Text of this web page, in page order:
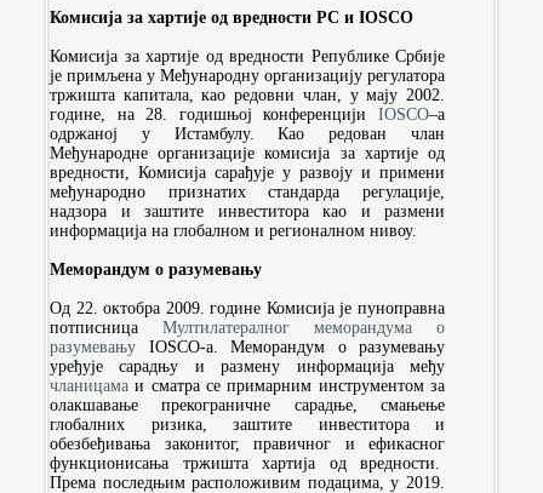
Комисија за хартије од вредности РС и IOSCO
Комисија за хартије од вредности Републике Србије
је примљена у Међународну организацију регулатора
тржишта капитала, као редовни члан, у мају 2002.
године, на 28. годишњој конференцији IOSCO–а
одржаној у Истамбулу. Као редован члан
Међународне организације комисија за хартије од
вредности, Комисија сарађује у развоју и примени
међународно признатих стандарда регулације,
надзора и заштите инвеститора као и размени
информација на глобалном и регионалном нивоу.
Меморандум о разумевању
Од 22. октобра 2009. године Комисија је пуноправна
потписница Мултилатералног меморандума о
разумевању IOSCO-а. Меморандум о разумевању
уређује сарадњу и размену информација међу
чланицама и сматра се примарним инструментом за
олакшавање прекограничне сарадње, смањење
глобалних ризика, заштите инвеститора и
обезбеђивања законитог, правичног и ефикасног
функционисања тржишта хартија од вредности.
Према последњим расположивим подацима, у 2019.